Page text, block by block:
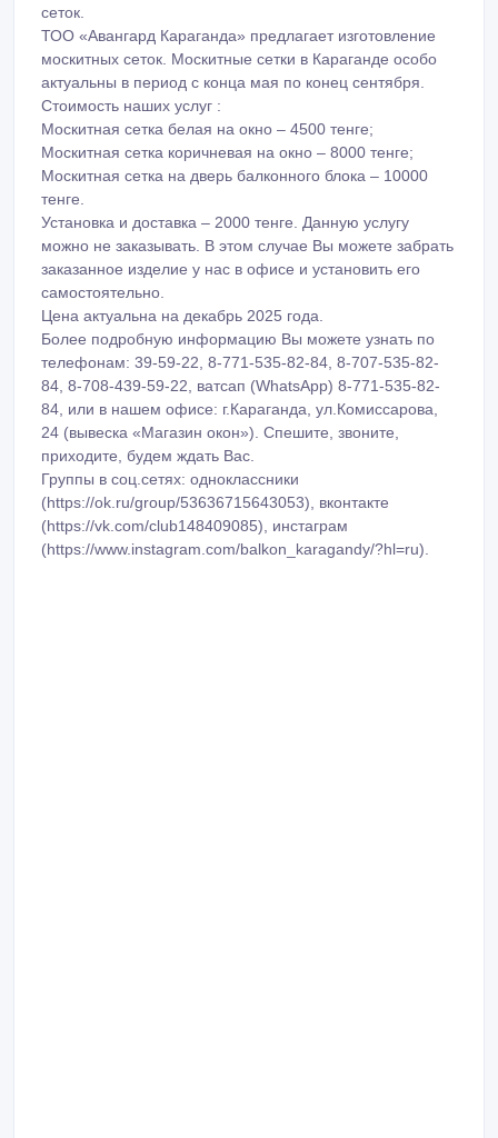
сеток.
ТОО «Авангард Караганда» предлагает изготовление
москитных сеток. Москитные сетки в Караганде особо
актуальны в период с конца мая по конец сентября.
Стоимость наших услуг :
Москитная сетка белая на окно – 4500 тенге;
Москитная сетка коричневая на окно – 8000 тенге;
Москитная сетка на дверь балконного блока – 10000
тенге.
Установка и доставка – 2000 тенге. Данную услугу
можно не заказывать. В этом случае Вы можете забрать
заказанное изделие у нас в офисе и установить его
самостоятельно.
Цена актуальна на декабрь 2025 года.
Более подробную информацию Вы можете узнать по
телефонам: 39-59-22, 8-771-535-82-84, 8-707-535-82-
84, 8-708-439-59-22, ватсап (WhatsApp) 8-771-535-82-
84, или в нашем офисе: г.Караганда, ул.Комиссарова,
24 (вывеска «Магазин окон»). Спешите, звоните,
приходите, будем ждать Вас.
Группы в соц.сетях: одноклассники
(https://ok.ru/group/53636715643053), вконтакте
(https://vk.com/club148409085), инстаграм
(https://www.instagram.com/balkon_karagandy/?hl=ru).